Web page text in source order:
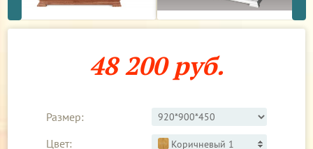
48 200 руб.
Размер:
Цвет:
Коричневый 1